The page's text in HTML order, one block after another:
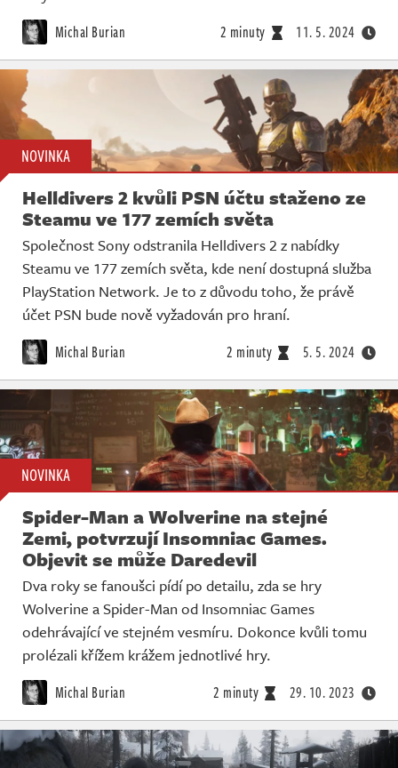
Michal Burian 2 minuty 11. 5. 2024
NOVINKA
Helldivers 2 kvůli PSN účtu staženo ze
Steamu ve 177 zemích světa
Společnost Sony odstranila Helldivers 2 z nabídky
Steamu ve 177 zemích světa, kde není dostupná služba
PlayStation Network. Je to z důvodu toho, že právě
účet PSN bude nově vyžadován pro hraní.
Michal Burian 2 minuty 5. 5. 2024
NOVINKA
Spider-Man a Wolverine na stejné
Zemi, potvrzují Insomniac Games.
Objevit se může Daredevil
Dva roky se fanoušci pídí po detailu, zda se hry
Wolverine a Spider-Man od Insomniac Games
odehrávající ve stejném vesmíru. Dokonce kvůli tomu
prolézali křížem krážem jednotlivé hry.
Michal Burian 2 minuty 29. 10. 2023